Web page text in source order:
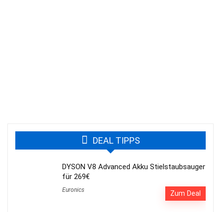
DEAL TIPPS
DYSON V8 Advanced Akku Stielstaubsauger
für 269€
Euronics Zum Deal